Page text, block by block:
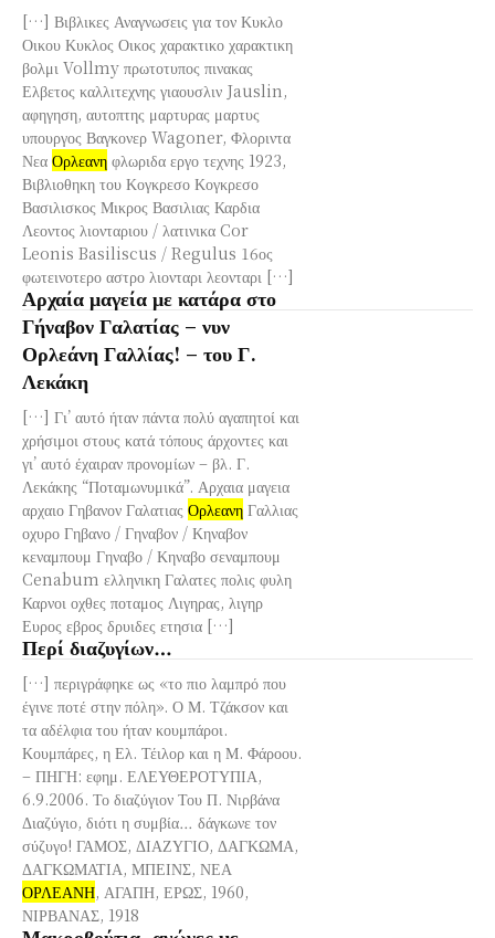
[…] Βιβλικες Αναγνωσεις για τον Κυκλο
Οικου Κυκλος Οικος χαρακτικο χαρακτικη
βολμι Vollmy πρωτοτυπος πινακας
Ελβετος καλλιτεχνης γιαουσλιν Jauslin,
αφηγηση, αυτοπτης μαρτυρας μαρτυς
υπουργος Βαγκονερ Wagoner, Φλοριντα
Νεα Ορλεανη φλωριδα εργο τεχνης 1923,
Βιβλιοθηκη του Κογκρεσο Κογκρεσο
Βασιλισκος Μικρος Βασιλιας Καρδια
Λεοντος λιονταριου / λατινικα Cor
Leonis Basiliscus / Regulus 16ος
φωτεινοτερο αστρο λιονταρι λεονταρι […]
Αρχαία μαγεία με κατάρα στο
Γήναβον Γαλατίας – νυν
Ορλεάνη Γαλλίας! – του Γ.
Λεκάκη
[…] Γι’ αυτό ήταν πάντα πολύ αγαπητοί και
χρήσιμοι στους κατά τόπους άρχοντες και
γι’ αυτό έχαιραν προνομίων – βλ. Γ.
Λεκάκης “Ποταμωνυμικά”. Αρχαια μαγεια
αρχαιο Γηβανον Γαλατιας Ορλεανη Γαλλιας
οχυρο Γηβανο / Γηναβον / Κηναβον
κεναμπουμ Γηναβο / Κηναβο σεναμπουμ
Cenabum ελληνικη Γαλατες πολις φυλη
Καρνοι οχθες ποταμος Λιγηρας, λιγηρ
Ευρος εβρος δρυιδες ετησια […]
Περί διαζυγίων…
[…] περιγράφηκε ως «το πιο λαμπρό που
έγινε ποτέ στην πόλη». Ο Μ. Τζάκσον και
τα αδέλφια του ήταν κουμπάροι.
Κουμπάρες, η Ελ. Τέιλορ και η Μ. Φάροου.
– ΠΗΓΗ: εφημ. ΕΛΕΥΘΕΡΟΤΥΠΙΑ,
6.9.2006. Το διαζύγιον Του Π. Νιρβάνα
Διαζύγιο, διότι η συμβία… δάγκωνε τον
σύζυγο! ΓΑΜΟΣ, ΔΙΑΖΥΓΙΟ, ΔΑΓΚΩΜΑ,
ΔΑΓΚΩΜΑΤΙΑ, ΜΠΕΙΝΣ, ΝΕΑ
ΟΡΛΕΑΝΗ, ΑΓΑΠΗ, ΕΡΩΣ, 1960,
ΝΙΡΒΑΝΑΣ, 1918